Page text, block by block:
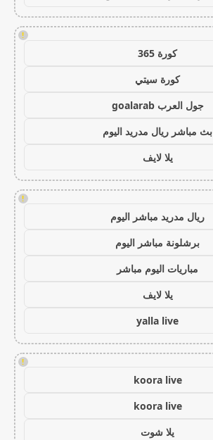
!
كورة 365
كورة سيتي
جول العرب goalarab
بث مباشر ريال مدريد اليوم
يلا لايف
!
ريال مدريد مباشر اليوم
برشلونة مباشر اليوم
مباريات اليوم مباشر
يلا لايف
yalla live
!
koora live
koora live
يلا شوت